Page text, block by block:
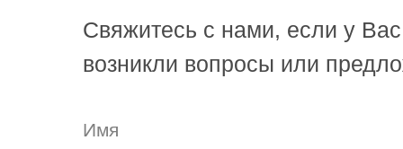
Свяжитесь с нами, если у Вас
возникли вопросы или